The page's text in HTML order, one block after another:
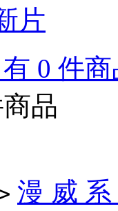
片
0 件
品
漫 威